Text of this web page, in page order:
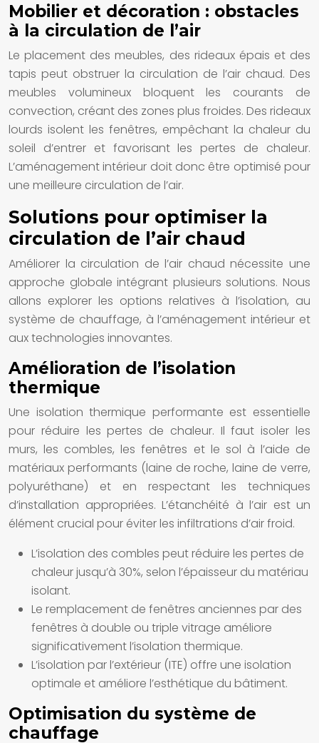
Mobilier et décoration : obstacles
à la circulation de l’air
Le placement des meubles, des rideaux épais et des
tapis peut obstruer la circulation de l’air chaud. Des
meubles volumineux bloquent les courants de
convection, créant des zones plus froides. Des rideaux
lourds isolent les fenêtres, empêchant la chaleur du
soleil d’entrer et favorisant les pertes de chaleur.
L’aménagement intérieur doit donc être optimisé pour
une meilleure circulation de l’air.
Solutions pour optimiser la
circulation de l’air chaud
Améliorer la circulation de l’air chaud nécessite une
approche globale intégrant plusieurs solutions. Nous
allons explorer les options relatives à l’isolation, au
système de chauffage, à l’aménagement intérieur et
aux technologies innovantes.
Amélioration de l’isolation
thermique
Une isolation thermique performante est essentielle
pour réduire les pertes de chaleur. Il faut isoler les
murs, les combles, les fenêtres et le sol à l’aide de
matériaux performants (laine de roche, laine de verre,
polyuréthane) et en respectant les techniques
d’installation appropriées. L’étanchéité à l’air est un
élément crucial pour éviter les infiltrations d’air froid.
L’isolation des combles peut réduire les pertes de
chaleur jusqu’à 30%, selon l’épaisseur du matériau
isolant.
Le remplacement de fenêtres anciennes par des
fenêtres à double ou triple vitrage améliore
significativement l’isolation thermique.
L’isolation par l’extérieur (ITE) offre une isolation
optimale et améliore l’esthétique du bâtiment.
Optimisation du système de
chauffage